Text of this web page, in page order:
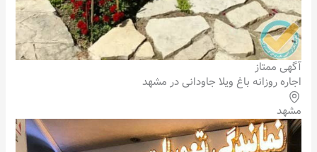
آگهی ممتاز
اجاره روزانه باغ ویلا جاودانی در مشهد
مشهد